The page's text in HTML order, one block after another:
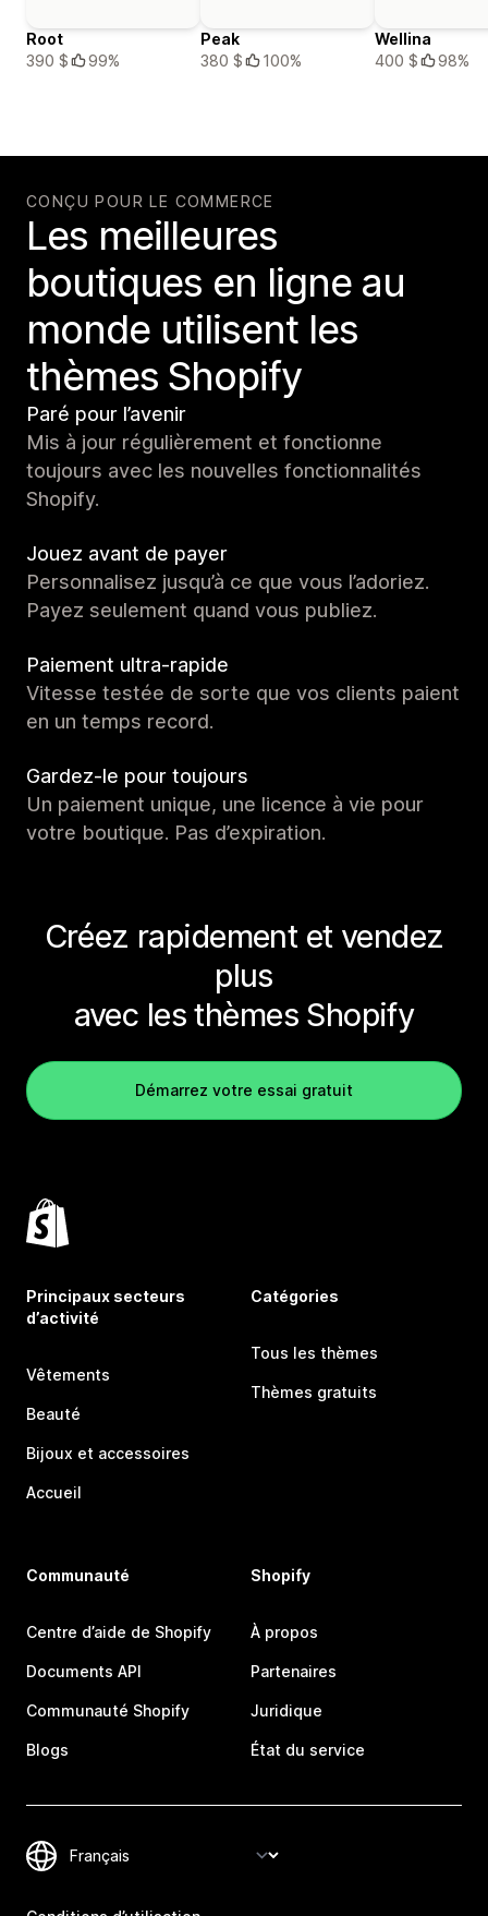
Root
390 $
99%
Peak
380 $
100%
Wellina
400 $
98%
CONÇU POUR LE COMMERCE
Les meilleures
boutiques en ligne au
monde utilisent les
thèmes Shopify
Paré pour l’avenir
Mis à jour régulièrement et fonctionne
toujours avec les nouvelles fonctionnalités
Shopify.
Jouez avant de payer
Personnalisez jusqu’à ce que vous l’adoriez.
Payez seulement quand vous publiez.
Paiement ultra-rapide
Vitesse testée de sorte que vos clients paient
en un temps record.
Gardez-le pour toujours
Un paiement unique, une licence à vie pour
votre boutique. Pas d’expiration.
Créez rapidement et vendez
plus
avec les thèmes Shopify
Démarrez votre essai gratuit
Principaux secteurs
d’activité
Vêtements
Beauté
Bijoux et accessoires
Accueil
Catégories
Tous les thèmes
Thèmes gratuits
Communauté
Centre d’aide de Shopify
Documents API
Communauté Shopify
Blogs
Shopify
À propos
Partenaires
Juridique
État du service